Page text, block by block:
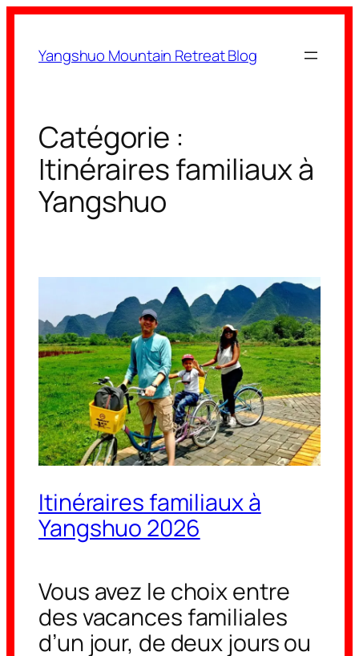
contenu
Yangshuo Mountain Retreat Blog
Catégorie :
Itinéraires familiaux à
Yangshuo
Itinéraires familiaux à
Yangshuo 2026
Vous avez le choix entre
des vacances familiales
d’un jour, de deux jours ou